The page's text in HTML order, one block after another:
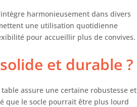
harmonieusement dans divers
une utilisation quotidienne
pour accueillir plus de convives.
et durable ?
assure une certaine robustesse et
que le socle pourrait être plus lourd